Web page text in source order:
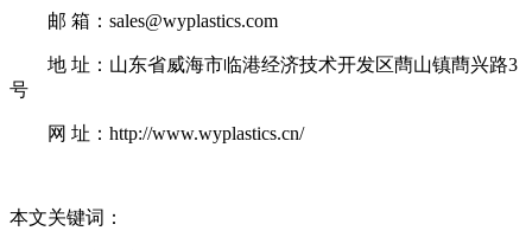
邮 箱：sales@wyplastics.com
地 址：山东省威海市临港经济技术开发区蔄山镇蔄兴路3
号
网 址：http://www.wyplastics.cn/
本文关键词：